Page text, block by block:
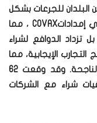
البلدان للجرعات بشكل
مباشر، تزداد المخاوف بشأن الاعتمادية علي إمداداتCOVAX ، مما
تزداد الدوافع لشراء
التجارب الإيجابية، مما
يقلل من مخاطر الشراء مقدمًا للقاحات الناجحة. وقد وقعت 62
شراء مع الشركات